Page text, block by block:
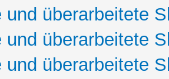
und überarbeitete
und überarbeitete
und überarbeitete